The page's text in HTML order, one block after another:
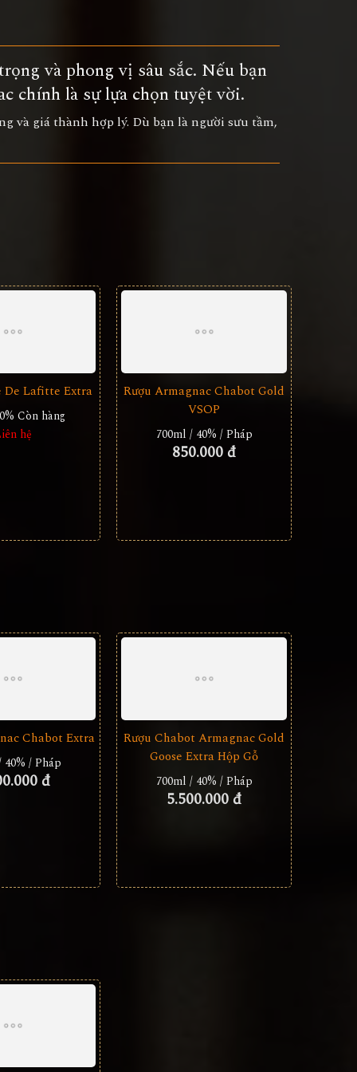
và phong vị sâu sắc. Nếu bạn
chính là sự lựa chọn tuyệt vời.
và giá thành hợp lý. Dù bạn là người sưu tầm,
De Lafitte Extra
Còn hàng
hệ
Rượu Armagnac Chabot Gold
VSOP
700ml / 40% / Pháp
850.000 đ
Chabot Extra
40% / Pháp
đ
Rượu Chabot Armagnac Gold
Goose Extra Hộp Gỗ
700ml / 40% / Pháp
5.500.000 đ